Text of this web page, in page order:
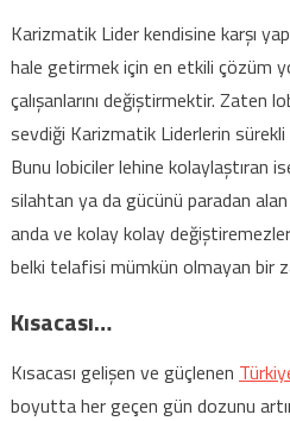
Karizmatik Lider kendisine karşı
hale getirmek için en etkili çözüm
çalışanlarını değiştirmektir. Zaten
sevdiği Karizmatik Liderlerin sürekli
Bunu lobiciler lehine kolaylaştıran
silahtan ya da gücünü paradan
anda ve kolay kolay
belki telafisi mümkün olmayan bir
Kısacası…
Kısacası gelişen ve güçlenen
boyutta her geçen gün dozunu